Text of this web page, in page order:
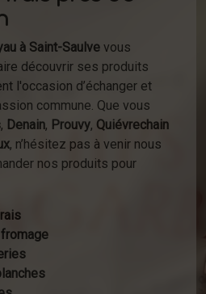
à Saint-Saulve vous
découvrir ses produits
l'occasion d’échanger et
commune. Que vous
, Denain, Prouvy, Quiévrechain
, n’hésitez pas à venir nous
nos produits pour
fromage